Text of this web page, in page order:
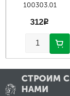
100303.01
312p
СТРОИМ С
НАМИ